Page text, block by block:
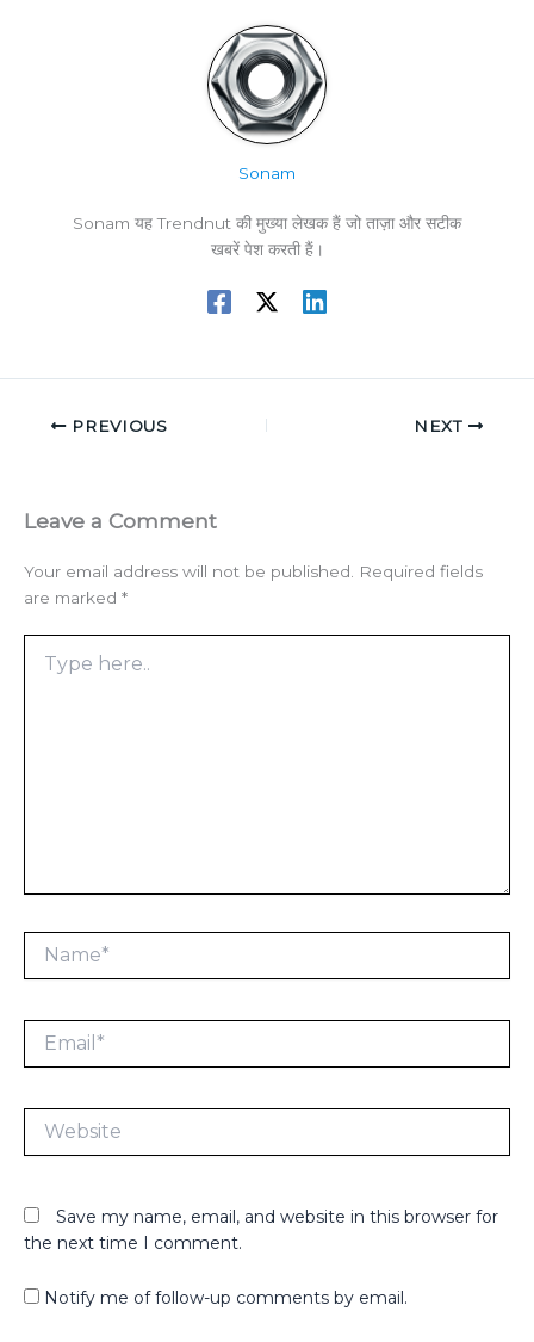
Sonam
Sonam यह Trendnut की मुख्या लेखक हैं जो ताज़ा और सटीक
खबरें पेश करती हैं।
PREVIOUS NEXT
Leave a Comment
Your email address will not be published.
Required fields
are marked *
here..
Name*
Email*
Website
Save my name, email, and website in this browser for
the next time I comment.
Notify me of follow-up comments by email.